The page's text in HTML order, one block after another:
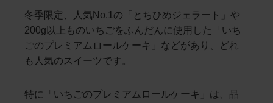
冬季限定、人気No.1の「とちひめジェラート」や
200g以上ものいちごをふんだんに使用した「いち
ごのプレミアムロールケーキ」などがあり、どれ
も人気のスイーツです。
特に「いちごのプレミアムロールケーキ」は、品